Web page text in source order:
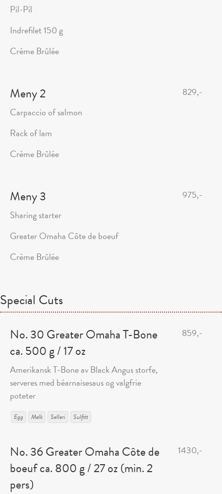
Pil-Pil
Indrefilet 150 g
Crème Brûlée
Meny 2
Carpaccio of salmon
Rack of lam
Crème Brûlée
829,-
Meny 3
Sharing starter
Greater Omaha Côte de boeuf
Crème Brûlée
975,-
Special Cuts
No. 30 Greater Omaha T-Bone
ca. 500 g / 17 oz
Amerikansk T-Bone av Black Angus storfe,
serveres med béarnaisesaus og valgfrie
poteter
Egg Melk Selleri Sulfitt
859,-
No. 36 Greater Omaha Côte de
boeuf ca. 800 g / 27 oz (min. 2
pers)
1430,-